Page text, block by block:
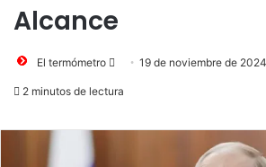
Alcance
El termómetro
Send19 de noviembre de 2024
2 minutos de lectura